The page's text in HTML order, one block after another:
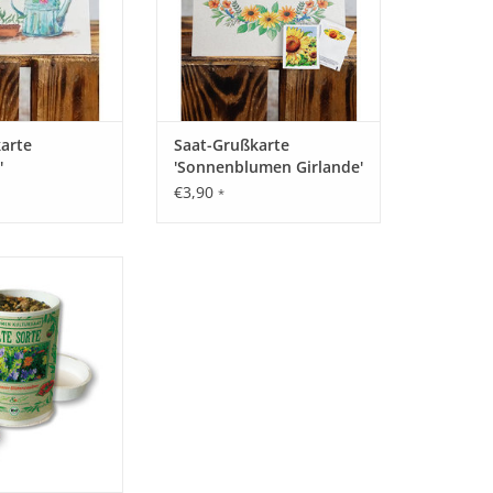
mm, 1 Gramm.
zusammen etwa 11 Gramm.
hergestellt.
HINZUFÜGEN
aus Agrarabfall hergestellt.
ZUM WARENKORB HINZUFÜGEN
Saat-Grußkarte
'Sonnenblumen Girlande'
€3,90 *
und dazu
Augenweide in
Farben. Ein
aus
Sorten.
HINZUFÜGEN